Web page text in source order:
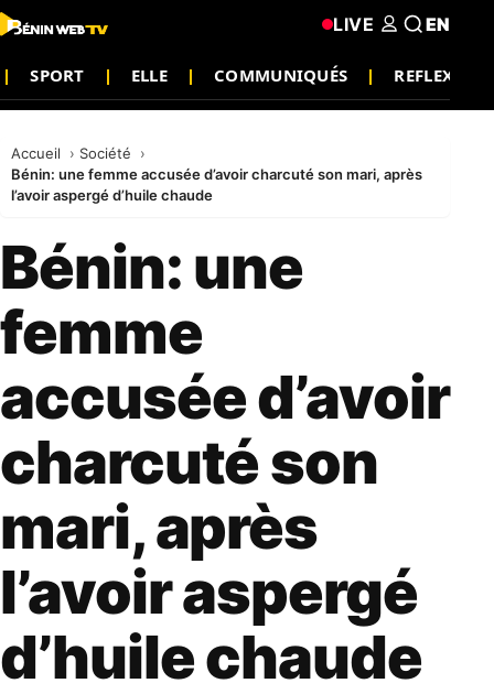
SPORT ELLE COMMUNIQUÉS REFLEXION
LIVE EN
Accueil
Société
Bénin: une femme accusée d’avoir charcuté son mari, après
l’avoir aspergé d’huile chaude
Bénin: une
femme
accusée d’avoir
charcuté son
mari, après
l’avoir aspergé
d’huile chaude